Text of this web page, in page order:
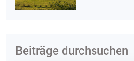
Beiträge durchsuchen